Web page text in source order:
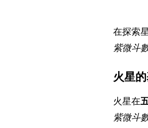
在探索
紫微斗
火星
火星在
紫微斗